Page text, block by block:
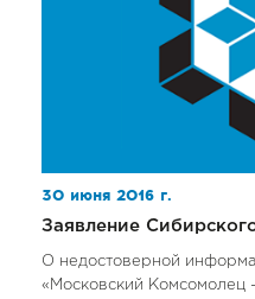
30 июня 2016 г.
Заявление
О недостоверной
«Московский Комсомолец